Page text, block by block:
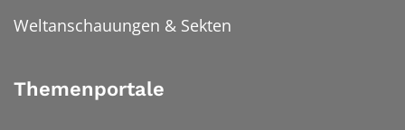
Weltanschauungen & Sekten
Themenportale